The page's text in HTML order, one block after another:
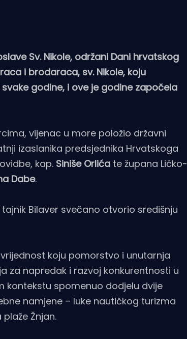
Sv. Nikole, održani Dani hrvatskog
i brodaraca, sv. Nikole, koju
godine, i ove je godine započela
vijenac u more položio državni
izaslanika predsjednika Hrvatskoga
kap. Siniše Orlića te župana Ličko-
Dabe.
Bilaver svečano otvorio središnju
koju pomorstvo i unutarnja
za napredak i razvoj konkurentnosti u
kontekstu spomenuo dodjelu dvije
namjene – luke nautičkog turizma
Žnjan.